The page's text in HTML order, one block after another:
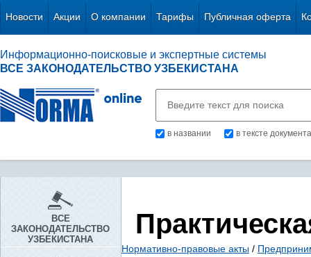
Новости Акции О компании Тарифы Публичная оферта
Информационно-поисковые и экспертные системы
ВСЕ ЗАКОНОДАТЕЛЬСТВО УЗБЕКИСТАНА
в названии в тексте документа
ВСЕ
ЗАКОНОДАТЕЛЬСТВО
УЗБЕКИСТАНА
Нормативно-правовые акты /